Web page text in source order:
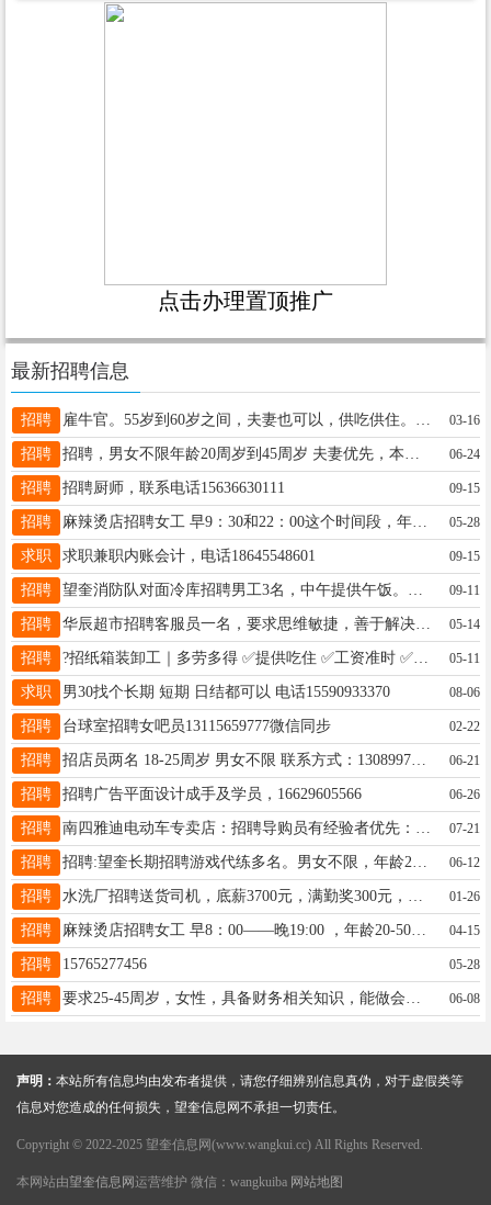
点击办理置顶推广
最新招聘信息
招聘 03-16
招聘 06-24
招聘 招聘厨师，联系电话15636630111 09-15
招聘 麻辣烫店招聘女工 早9：30和22：00这个时间段，年龄30-50岁，每月还有休息，工资高，活好干，电话:15146531089（小时工） 05-28
求职 求职兼职内账会计，电话18645548601 09-15
招聘 09-11
招聘 华辰超市招聘客服员一名，要求思维敏捷，善于解决问题，有责任感善于倾听，薪资待遇好有带薪休假可交五险，欢迎有能力的你加入我们，招聘电话13352555997 05-14
招聘 ?招纸箱装卸工｜多劳多得 ✅提供吃住 ✅工资准时 ✅长白班不累 地点哈尔滨双城区新兴开发区，提供夫妻间，淋浴，有意者速联：18646327333 05-11
求职 男30找个长期 短期 日结都可以 电话15590933370 08-06
招聘 台球室招聘女吧员13115659777微信同步 02-22
招聘 招店员两名 18-25周岁 男女不限 联系方式：13089971813（微信同步） 06-21
招聘 招聘广告平面设计成手及学员，16629605566 06-26
招聘 07-21
招聘 06-12
招聘 01-26
招聘 麻辣烫店招聘女工 早8：00——晚19:00 ，年龄20-50岁，每月还有休息，工资高，活好干，电话:15146531089 04-15
招聘 15765277456 05-28
招聘 06-08
声明： 本站所有信息均由发布者提供，请您仔细辨别信息真伪，对于虚假类等
信息对您造成的任何损失，望奎信息网不承担一切责任。
Copyright © 2022-2025 望奎信息网(www.wangkui.cc) All Rights Reserved.
本网站由望奎信息网 运营维护 微信：wangkuiba 网站地图